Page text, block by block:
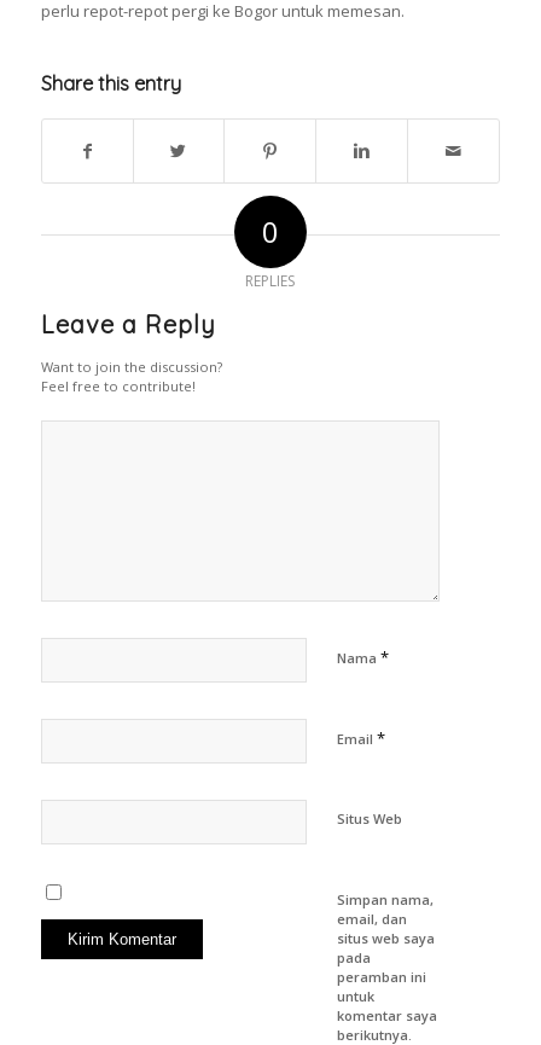
perlu repot-repot pergi ke Bogor untuk memesan.
Share this entry
0
REPLIES
Leave a Reply
Want to join the discussion?
Feel free to contribute!
Nama *
Email *
Situs Web
Simpan nama,
email, dan
situs web saya
pada
peramban ini
untuk
komentar saya
berikutnya.